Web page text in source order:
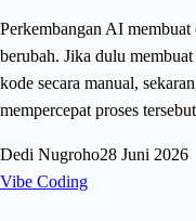
Perkembangan AI
berubah. Jika dulu
kode secara manual,
mempercepat proses
Dedi Nugroho28 Juni 2026
Vibe Coding